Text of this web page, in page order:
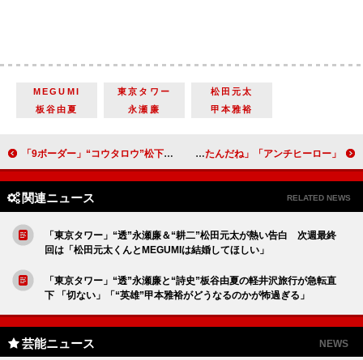
MEGUMI 東京タワー
松田元太
板谷由夏
永瀬廉 甲本雅裕
「9ボーダー」“コウタロウ”松下洸平の決断に「涙腺崩壊」 「“七苗”川口春奈と一緒に泣いた」「つら過ぎる」 「アンチヒーロー」「結局、名字に色が付く人は全員味方だったんだね」「10人の真犯人を逃すとも、一人の無辜を罰するなかれ」
関連ニュース RELATED NEWS
「東京タワー」“透”永瀬廉＆“耕二”松田元太が熱い告白 次週最終
回は「松田元太くんとMEGUMIは結婚してほしい」
「東京タワー」“透”永瀬廉と“詩史”板谷由夏の軽井沢旅行が急転直
下 「切ない」「“英雄”甲本雅裕がどうなるのかが怖過ぎる」
芸能ニュース NEWS